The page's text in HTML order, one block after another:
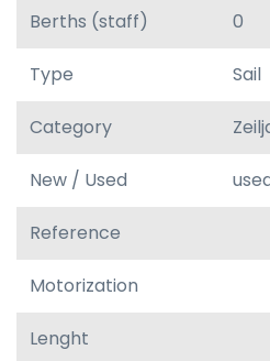
Berths (staff) 0
Type Sail
Category
New / Used
Reference
Motorization
Lenght